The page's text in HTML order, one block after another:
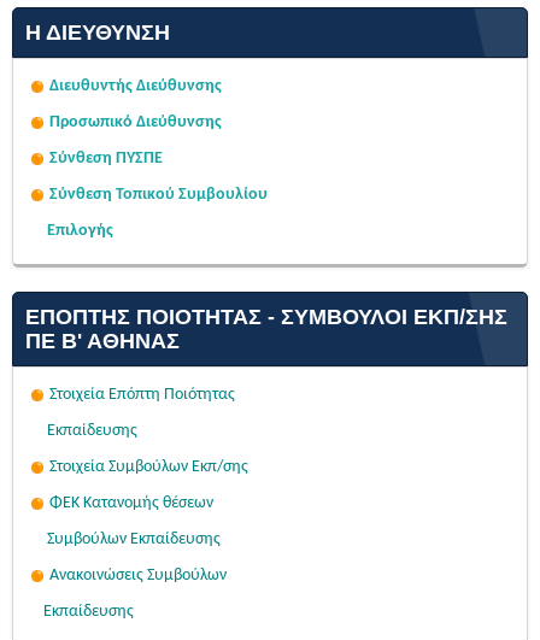
Η ΔΙΕΎΘΥΝΣΗ
Διευθυντής Διεύθυνσης
Προσωπικό Διεύθυνσης
Σύνθεση ΠΥΣΠΕ
Σύνθεση Τοπικού Συμβουλίου
Επιλογής
ΕΠΌΠΤΗΣ ΠΟΙΌΤΗΤΑΣ - ΣΎΜΒΟΥΛΟΙ ΕΚΠ/ΣΗΣ
ΠΕ Β' ΑΘΉΝΑΣ
Στοιχεία Επόπτη Ποιότητας
Εκπαίδευσης
Στοιχεία Συμβούλων Εκπ/σης
ΦΕΚ Κατανομής θέσεων
Συμβούλων Εκπαίδευσης
Ανακοινώσεις Συμβούλων
Εκπαίδευσης